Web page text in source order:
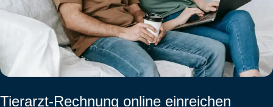
Tierarzt-Rechnung online einreichen